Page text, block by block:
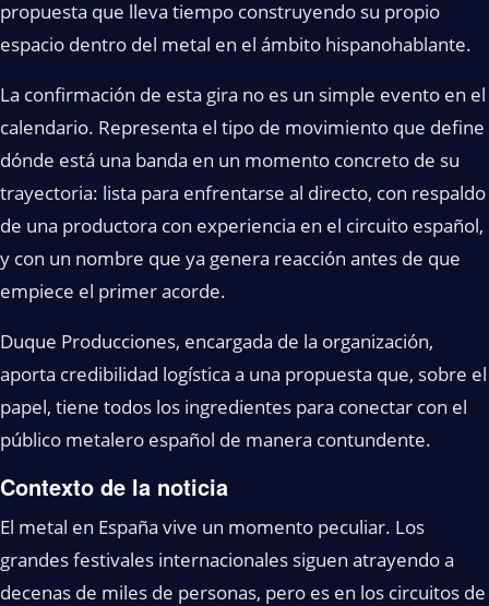
propuesta que lleva tiempo construyendo su propio
espacio dentro del metal en el ámbito hispanohablante.
La confirmación de esta gira no es un simple evento en el
calendario. Representa el tipo de movimiento que define
dónde está una banda en un momento concreto de su
trayectoria: lista para enfrentarse al directo, con respaldo
de una productora con experiencia en el circuito español,
y con un nombre que ya genera reacción antes de que
empiece el primer acorde.
Duque Producciones, encargada de la organización,
aporta credibilidad logística a una propuesta que, sobre el
papel, tiene todos los ingredientes para conectar con el
público metalero español de manera contundente.
Contexto de la noticia
El metal en España vive un momento peculiar. Los
grandes festivales internacionales siguen atrayendo a
decenas de miles de personas, pero es en los circuitos de